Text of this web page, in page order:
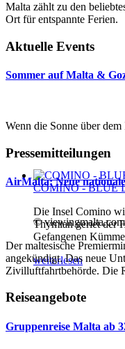
COMINO - BLUE
Die Insel Comino
Thymian geriet der
Gefangenen
weiterlesen
Malta zählt zu den
Ort für entspannte Ferien.
Aktuelle Events
Sommer auf Malta &
Wenn die Sonne über
Pressemitteilungen
AirMalta: Neue
© viewingmalta.com
Der maltesische
angekündigt. Das neue
Zivilluftfahrtbehörde. Die
Reiseangebote
Gruppenreise Malta ab